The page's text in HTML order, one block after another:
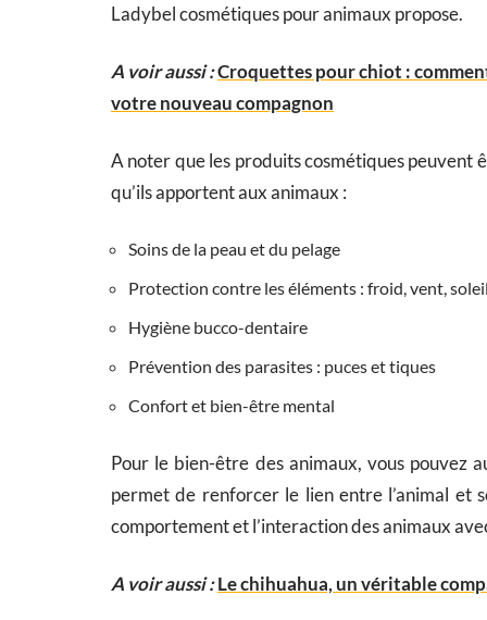
Ladybel cosmétiques pour animaux propose.
A voir aussi :Croquettes pour chiot :
votre nouveau compagnon
A noter que les produits cosmétiques peuvent
qu’ils apportent aux animaux :
Soins de la peau et du pelage
Protection contre les éléments : froid, vent, soleil
Hygiène bucco-dentaire
Prévention des parasites : puces et tiques
Confort et bien-être mental
Pour le bien-être des animaux, vous pouvez
permet de renforcer le lien entre l’animal et
comportement et l’interaction des animaux
A voir aussi :Le chihuahua, un véritable